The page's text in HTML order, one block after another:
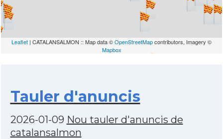
Leaflet | CATALANSALMON :: Map data ©OpenStreetMapcontributors, Imagery ©
Mapbox
Tauler d'anuncis
2026-01-09 Nou tauler d'anuncis de
catalansalmon